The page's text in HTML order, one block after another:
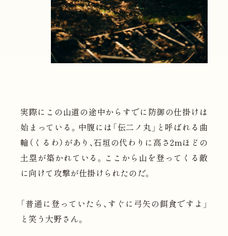
実際にこの山道の途中からすでに防御の仕掛けは
始まっている。中腹には「伝二ノ丸」と呼ばれる曲
輪（くるわ）があり、石垣の代わりに高さ2mほどの
土塁が築かれている。ここから山を登ってくる敵
に向けて攻撃が仕掛けられたのだ。
「普通に登っていたら、すぐに弓矢の餌食ですよ」
と笑う大野さん。